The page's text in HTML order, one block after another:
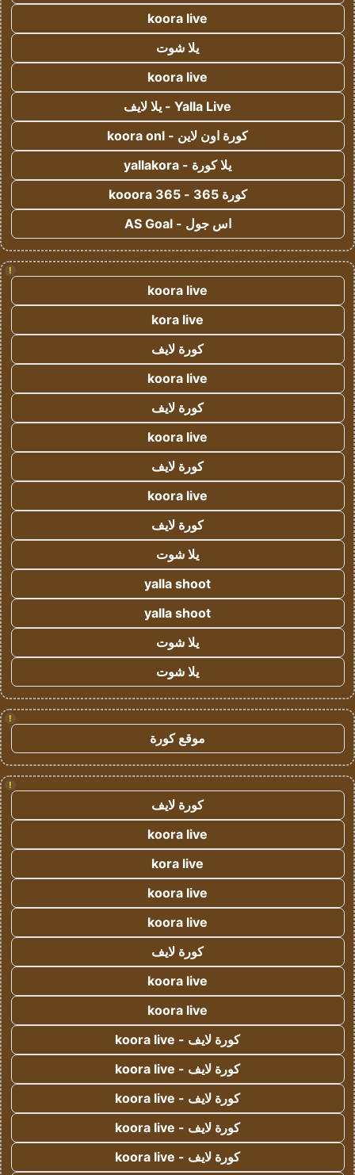
koora live
يلا شوت
koora live
Yalla Live - يلا لايف
كورة اون لاين - koora onl
يلا كورة - yallakora
كورة 365 - kooora 365
اس جول - AS Goal
!
koora live
kora live
كورة لايف
koora live
كورة لايف
koora live
كورة لايف
koora live
كورة لايف
يلا شوت
yalla shoot
yalla shoot
يلا شوت
يلا شوت
!
موقع كورة
!
كورة لايف
koora live
kora live
koora live
koora live
كورة لايف
koora live
koora live
كورة لايف - koora live
كورة لايف - koora live
كورة لايف - koora live
كورة لايف - koora live
كورة لايف - koora live